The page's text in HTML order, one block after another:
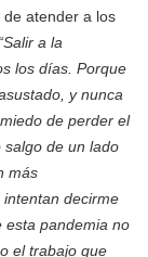
de atender a los
“Salir a la
los días. Porque
y nunca
de perder el
de un lado
más
decirme
esta pandemia no
el trabajo que